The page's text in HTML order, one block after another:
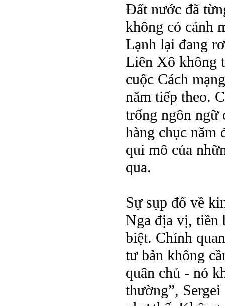
Đất nước đã
không có cảnh
Lạnh lại đang
Liên Xô không
cuộc Cách
năm tiếp theo.
trống ngôn ngữ
hàng chục năm
qui mô của
qua.
Sự sụp đổ về
Nga địa vị, tiền
biệt. Chính
tư bản không
quân chủ - nó
thường”,